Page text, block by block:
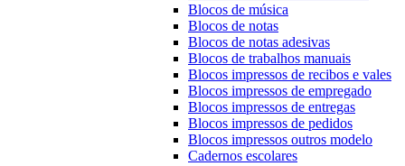
Blocos de música
Blocos de notas
Blocos de notas adesivas
Blocos de trabalhos manuais
Blocos impressos de recibos e vales
Blocos impressos de empregado
Blocos impressos de entregas
Blocos impressos de pedidos
Blocos impressos outros modelo
Cadernos escolares